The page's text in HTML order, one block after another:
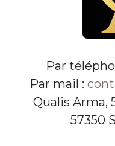
Par
Par mail :
Qualis Arma,
57350